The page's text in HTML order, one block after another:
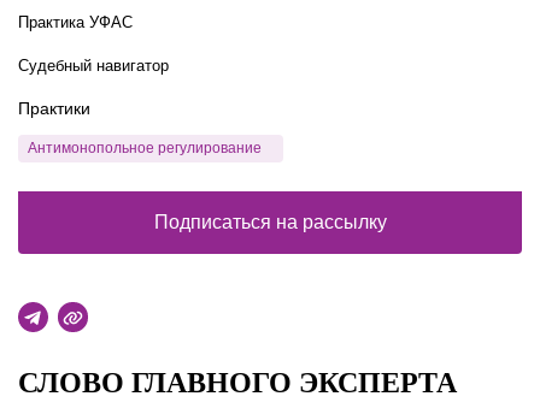
СЛОВО ГЛАВНОГО ЭКСПЕРТА
Практика УФАС
Судебный навигатор
Практики
Антимонопольное регулирование
Подписаться на рассылку